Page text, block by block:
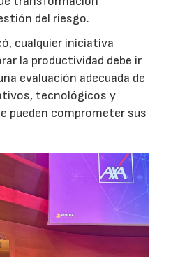
del riesgo.
cualquier iniciativa
la productividad debe ir
evaluación adecuada de
tecnológicos y
pueden comprometer sus